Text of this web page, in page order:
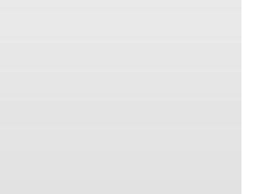
dels af
årsager.
mere